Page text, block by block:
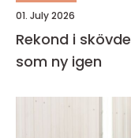
01. July 2026
Rekond i skövde så får du bilen att kännas
som ny igen